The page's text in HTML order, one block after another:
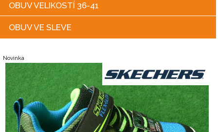
OBUV VELIKOSTÍ 36-41
OBUV VE SLEVE
Novinka